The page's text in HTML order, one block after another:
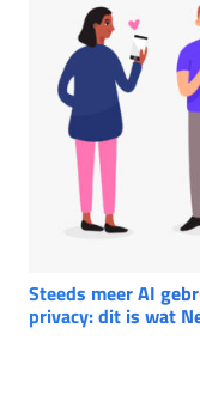
Steeds meer AI
privacy: dit is wat